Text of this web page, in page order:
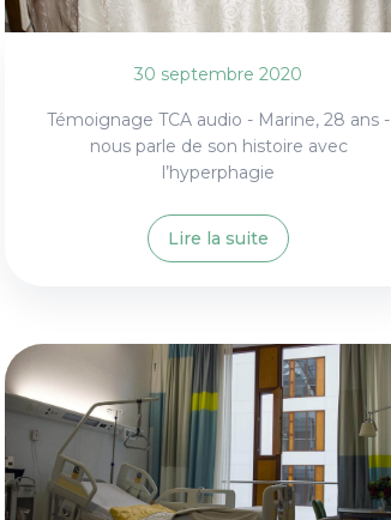
30 septembre 2020
Témoignage TCA audio - Marine, 28 ans -
nous parle de son histoire avec
l’hyperphagie
Lire la suite